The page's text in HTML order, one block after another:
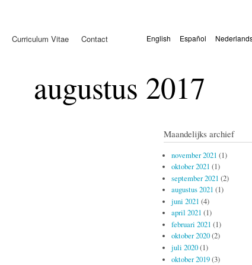
algemene
Talen
English Español
Curriculum Vitae Contact
augustus 2017
Maandelijks archief
november 2021 (1)
oktober 2021 (1)
september 2021 (2)
augustus 2021 (1)
juni 2021 (4)
april 2021 (1)
februari 2021 (1)
oktober 2020(2)
juli 2020(1)
oktober 2019(3)